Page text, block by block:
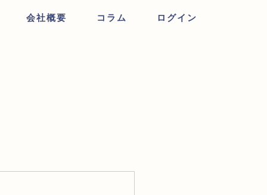
会社概要 コラム ログイン